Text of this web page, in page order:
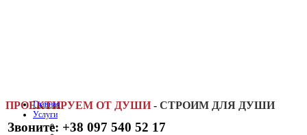
ПРОЕКТИРУЕМ ОТ ДУШИ - СТРОИМ ДЛЯ ДУШИ
Звоните: +38 097 540 52 17
Главная
Услуги